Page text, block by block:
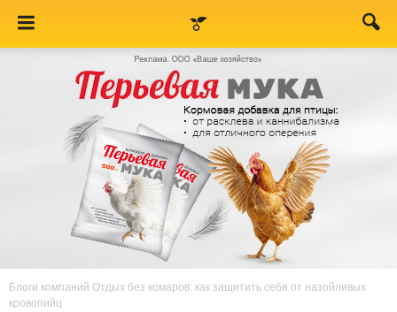
Блоги компаний Отдых без комаров: как защитить себя от назойливых
кровопийц